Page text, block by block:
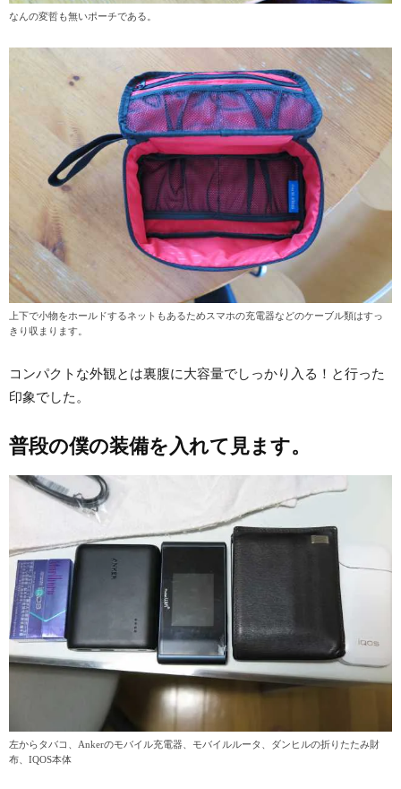
なんの変哲も無いポーチである。
上下で小物をホールドするネットもあるためスマホの充電器などのケーブル類はすっ
きり収まります。
コンパクトな外観とは裏腹に大容量でしっかり入る！と行った
印象でした。
普段の僕の装備を入れて見ます。
左からタバコ、Ankerのモバイル充電器、モバイルルータ、ダンヒルの折りたたみ財
布、IQOS本体